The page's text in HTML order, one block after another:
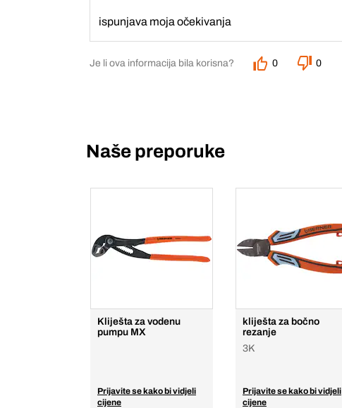
ispunjava moja očekivanja
Je li ova informacija bila korisna? 0 0
Naše preporuke
Kliješta za vodenu
pumpu MX
Prijavite se kako bi vidjeli
cijene
kliješta za bočno
rezanje
3K
Prijavite se kako bi vidjeli
cijene